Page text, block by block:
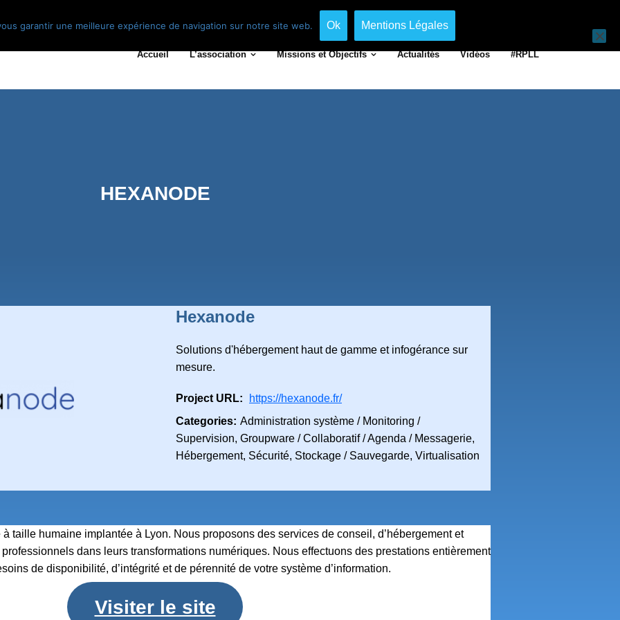
Suivez-nous
Accueil L’association Missions et Objectifs Actualités Vidéos #RPLL
HEXANODE
Hexanode
Solutions d'hébergement haut de gamme et infogérance sur
mesure.
Project URL:
https://hexanode.fr/
Categories: Administration système / Monitoring /
Supervision, Groupware / Collaboratif / Agenda / Messagerie,
Hébergement, Sécurité, Stockage / Sauvegarde, Virtualisation
taille humaine implantée à Lyon. Nous proposons des services de conseil, d’hébergement et
dans leurs transformations numériques. Nous effectuons des prestations entièrement
de disponibilité, d’intégrité et de pérennité de votre système d’information.
Visiter le site
garantir une meilleure expérience de navigation sur notre site web. Ok Mentions Légales